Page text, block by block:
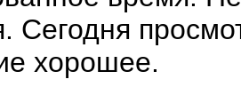
Сегодня
хорошее.